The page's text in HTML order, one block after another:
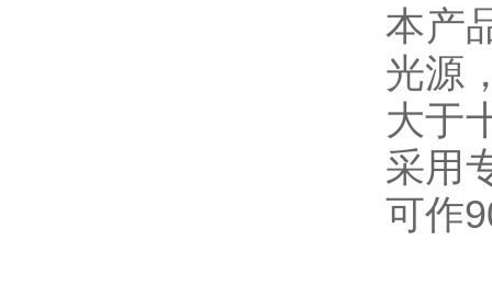
本产
光源
大于
采用
可作